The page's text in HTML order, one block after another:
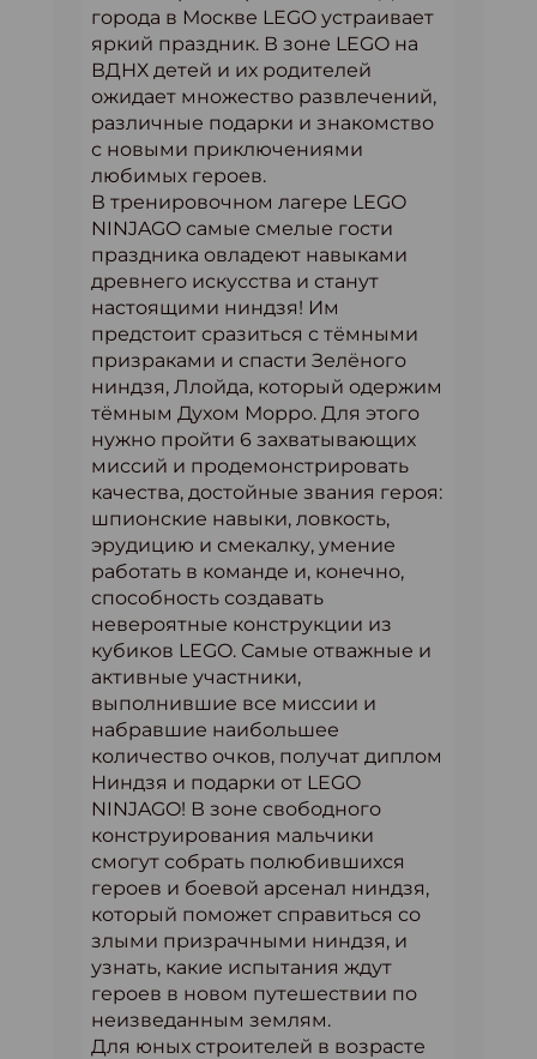
города в Москве LEGO устраивает
яркий праздник. В зоне LEGO на
ВДНХ детей и их родителей
ожидает множество развлечений,
различные подарки и знакомство
с новыми приключениями
любимых героев.
В тренировочном лагере LEGO
NINJAGO самые смелые гости
праздника овладеют навыками
древнего искусства и станут
настоящими ниндзя! Им
предстоит сразиться с тёмными
призраками и спасти Зелёного
ниндзя, Ллойда, который одержим
тёмным Духом Морро. Для этого
нужно пройти 6 захватывающих
миссий и продемонстрировать
качества, достойные звания героя:
шпионские навыки, ловкость,
эрудицию и смекалку, умение
работать в команде и, конечно,
способность создавать
невероятные конструкции из
кубиков LEGO. Самые отважные и
активные участники,
выполнившие все миссии и
набравшие наибольшее
количество очков, получат диплом
Ниндзя и подарки от LEGO
NINJAGO! В зоне свободного
конструирования мальчики
смогут собрать полюбившихся
героев и боевой арсенал ниндзя,
который поможет справиться со
злыми призрачными ниндзя, и
узнать, какие испытания ждут
героев в новом путешествии по
неизведанным землям.
Для юных строителей в возрасте